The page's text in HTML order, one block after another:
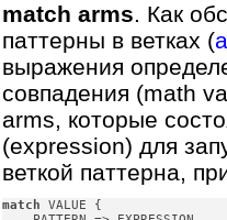
match arms. Как
паттерны в ветках (
выражения
совпадения (math
arms, которые
(expression) для
веткой паттерна,
match VALUE {